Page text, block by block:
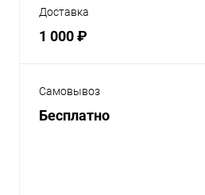
Доставка
1 000 ₽
Самовывоз
Бесплатно